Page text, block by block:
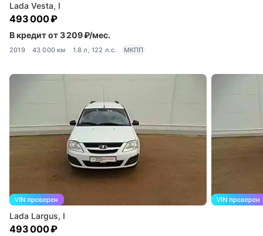
Lada Vesta, I
493 000 ₽
В кредит от 3 209 ₽/мес.
2019 43 000 км 1.8 л, 122 л.с. МКПП
Lada Largus, I
493 000 ₽